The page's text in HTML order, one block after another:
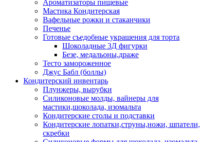
Ароматизаторы пищевые
Мастика Кондитерская
Вафельные рожки и стаканчики
Печенье
Готовые съедобные украшения для торта
Шоколадные 3Д фигурки
Безе, медальоны,драже
Тесто замороженное
Джус Бабл (боллы)
Кондитерский инвентарь
Плунжеры, вырубки
Силиконовые молды, вайнеры для
мастики,шоколада, изомальта
Кондитерские столы и подставки
Кондитерские лопатки,струны,ножи, шпатели,
скребки